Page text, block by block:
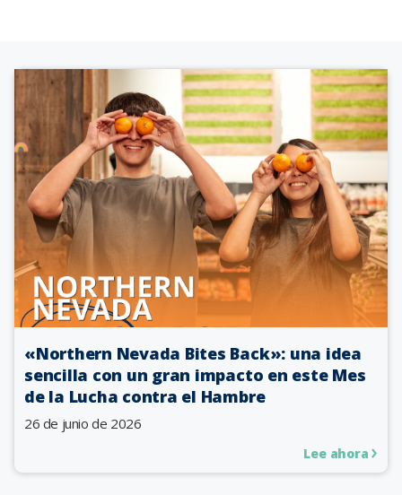
«Northern Nevada Bites Back»: una idea
sencilla con un gran impacto en este Mes
de la Lucha contra el Hambre
26 de junio de 2026
Lee ahora